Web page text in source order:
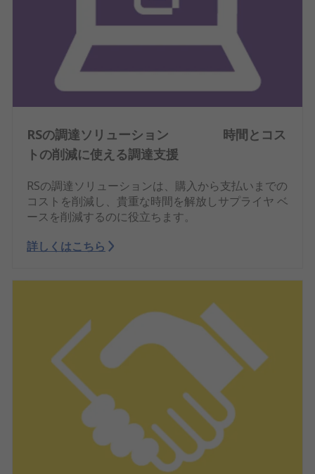
RSの調達ソリューション 時間とコス
トの削減に使える調達支援
RSの調達ソリューションは、購入から支払いまでの
コストを削減し、貴重な時間を解放しサプライヤ ベ
ースを削減するのに役立ちます。
詳しくはこちら